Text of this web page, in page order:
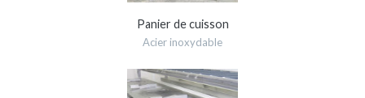
Panier de cuisson
Acier inoxydable